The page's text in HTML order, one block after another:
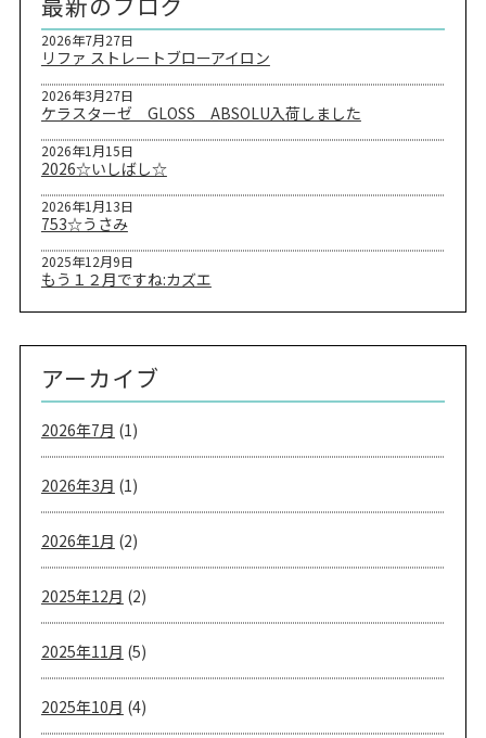
リファ ストレートブローアイロン
2026年7月27日
ケラスターゼ GLOSS ABSOLU入荷しました
2026年3月27日
2026☆いしばし☆
2026年1月15日
753☆うさみ
2026年1月13日
もう１２月ですね:カズエ
2025年12月9日
アーカイブ
2026年7月 (1)
2026年3月 (1)
2026年1月 (2)
2025年12月 (2)
2025年11月 (5)
2025年10月 (4)